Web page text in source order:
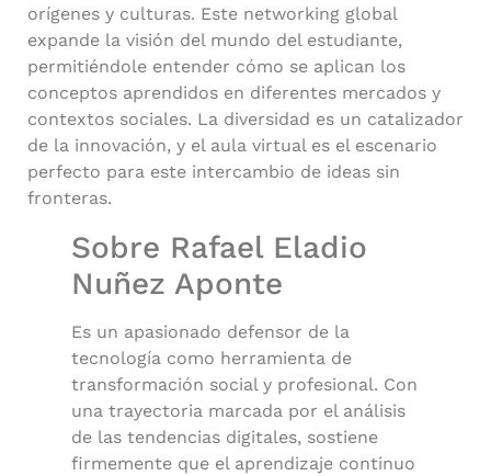
orígenes y culturas. Este networking global
expande la visión del mundo del estudiante,
permitiéndole entender cómo se aplican los
conceptos aprendidos en diferentes mercados y
contextos sociales. La diversidad es un catalizador
de la innovación, y el aula virtual es el escenario
perfecto para este intercambio de ideas sin
fronteras.
Sobre Rafael Eladio
Nuñez Aponte
Es un apasionado defensor de la
tecnología como herramienta de
transformación social y profesional. Con
una trayectoria marcada por el análisis
de las tendencias digitales, sostiene
firmemente que el aprendizaje continuo